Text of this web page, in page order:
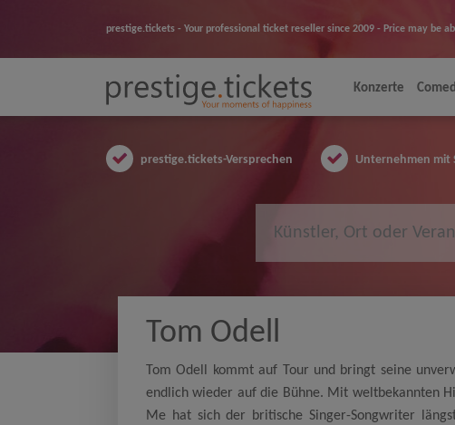
prestige.tickets - Your professional ticket reseller since 2009 - Price may be
Konzerte
prestige.tickets-Versprechen Unternehmen mit
Tom Odell
Tom Odell kommt auf Tour und bringt seine
endlich wieder auf die Bühne. Mit weltbekannten
Me hat sich der britische Singer-Songwriter